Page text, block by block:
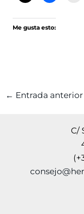
Me gusta esto:
← Entrada anterior
C/